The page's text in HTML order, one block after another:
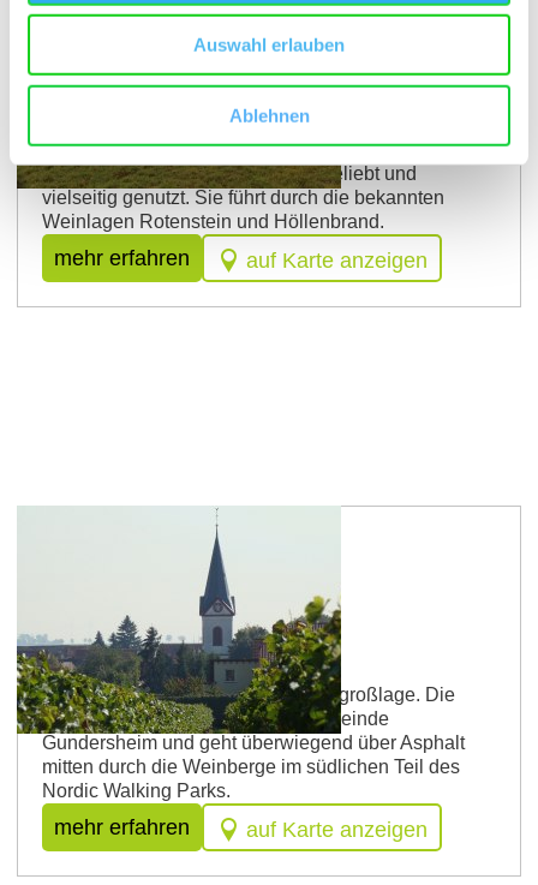
Auswahl erlauben
Ablehnen
Route 6
Diese flache Strecke geht fast ausschließlich über
Asphalt und ist daher ganzjährig beliebt und
vielseitig genutzt. Sie führt durch die bekannten
Weinlagen Rotenstein und Höllenbrand.
mehr erfahren auf Karte anzeigen
Bergkloster-Strecke
Bergkloster ist eine bekannte Weingroßlage. Die
Strecke beginnt in der Rotweingemeinde
Gundersheim und geht überwiegend über Asphalt
mitten durch die Weinberge im südlichen Teil des
Nordic Walking Parks.
mehr erfahren auf Karte anzeigen